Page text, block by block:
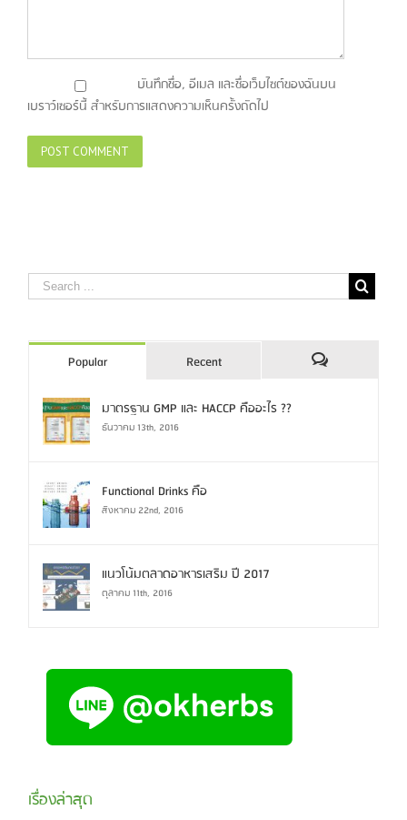
บันทึกชื่อ, อีเมล และชื่อเว็บไซต์ของฉันบน
เบราว์เซอร์นี้ สำหรับการแสดงความเห็นครั้งถัดไป
Popular
Recent
มาตรฐาน GMP และ HACCP คืออะไร ??
ธันวาคม 13th, 2016
Functional Drinks คือ
สิงหาคม 22nd, 2016
แนวโน้มตลาดอาหารเสริม ปี 2017
ตุลาคม 11th, 2016
เรื่องล่าสุด